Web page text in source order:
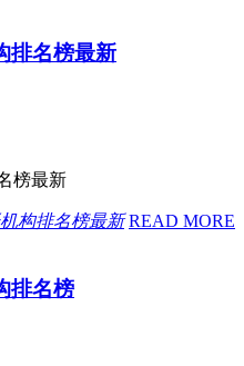
排名榜最新
榜最新
构排名榜最新 READ MORE
排名榜